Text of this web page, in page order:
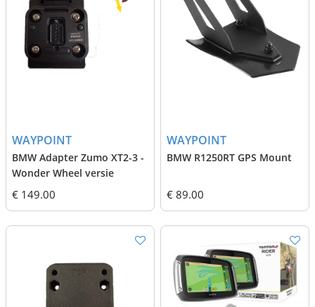
WAYPOINT
BMW Adapter Zumo XT2-3 -
Wonder Wheel versie
€ 149.00
WAYPOINT
BMW R1250RT GPS Mount
€ 89.00